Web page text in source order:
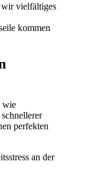
wir vielfältiges
kommen
wie
perfekten
an der